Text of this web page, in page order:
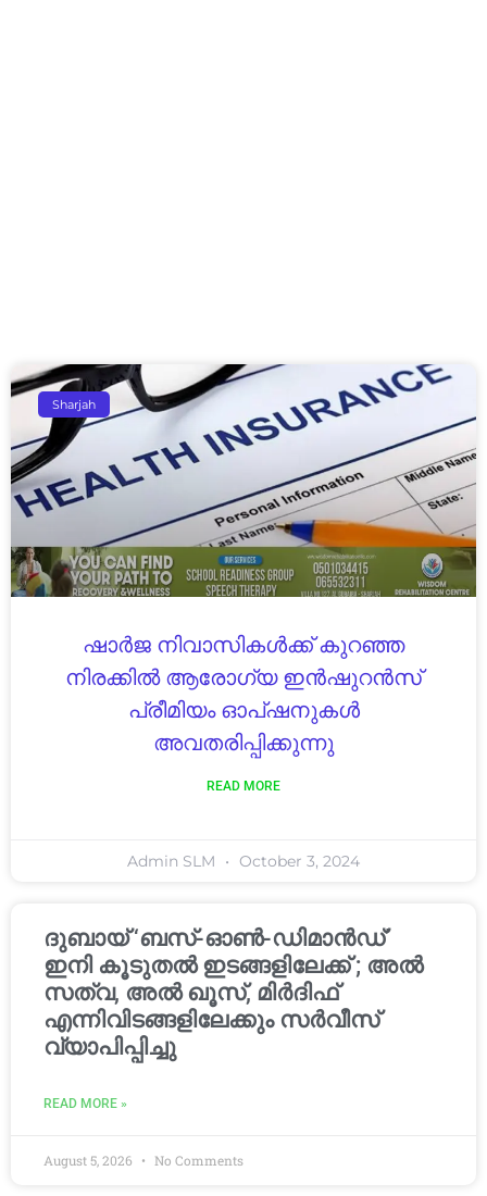
Sharjah
ഷാർജ നിവാസികൾക്ക് കുറഞ്ഞ
നിരക്കിൽ ആരോഗ്യ ഇൻഷുറൻസ്
പ്രീമിയം ഓപ്ഷനുകൾ
അവതരിപ്പിക്കുന്നു
READ MORE
Admin SLM October 3, 2024
ദുബായ് ‘ബസ്-ഓൺ-ഡിമാൻഡ്’
ഇനി കൂടുതൽ ഇടങ്ങളിലേക്ക് ; അൽ
സത്വ, അൽ ഖൂസ്, മിർദിഫ്
എന്നിവിടങ്ങളിലേക്കും സർവീസ്
വ്യാപിപ്പിച്ചു
READ MORE »
August 5, 2026 No Comments